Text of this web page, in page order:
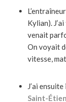
Kylian).
venait
On voyait
vitesse,
J’ai
Saint-